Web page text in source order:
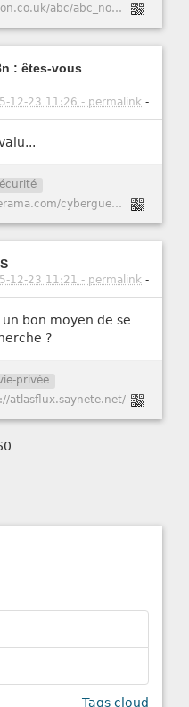
http://www.lesession.co.uk/abc/abc_notation.htm
: êtes-vous
12-23 11:26 - permalink -
https://www.numerama.com/cyberguerre/2147741-une-faille-critique-touche-n8n-etes-vous-concernes.html
12-23 11:21 - permalink -
bon moyen de se
?
privée
atlasflux.saynete.net/
Tags cloud